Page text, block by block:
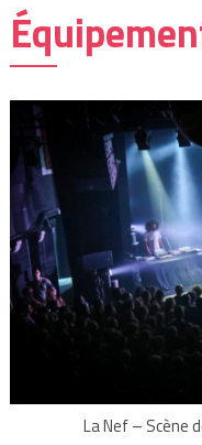
La Nef – Scène